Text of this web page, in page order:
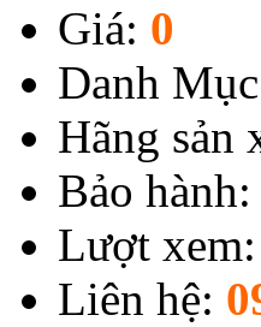
Giá: 0
Danh
Hãng sản
Bảo hành:
Lượt
Liên hệ: